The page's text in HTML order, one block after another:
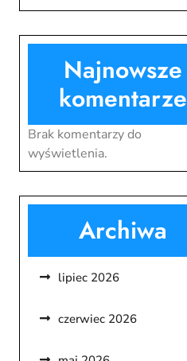
Najnowsze
komentarze
Brak komentarzy do
wyświetlenia.
Archiwa
lipiec 2026
czerwiec 2026